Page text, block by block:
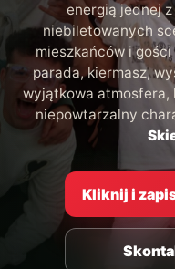
energią jednej
niebiletowanych
mieszkańców i
parada, kiermasz,
wyjątkowa atmosfera,
niepowtarzalny
Kliknij i